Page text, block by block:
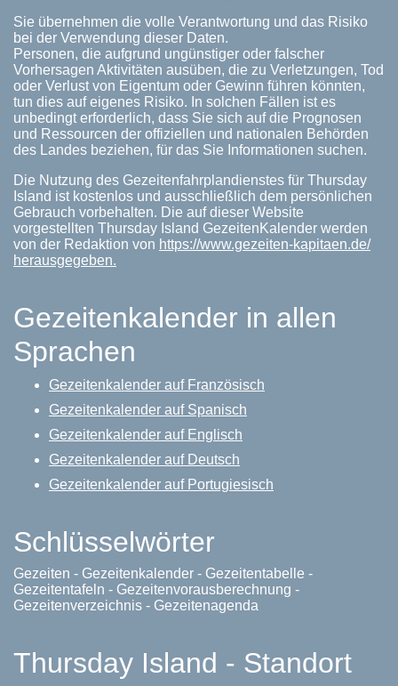
Sie übernehmen die volle Verantwortung und das Risiko
bei der Verwendung dieser Daten.
Personen, die aufgrund ungünstiger oder falscher
Vorhersagen Aktivitäten ausüben, die zu Verletzungen, Tod
oder Verlust von Eigentum oder Gewinn führen könnten,
tun dies auf eigenes Risiko. In solchen Fällen ist es
unbedingt erforderlich, dass Sie sich auf die Prognosen
und Ressourcen der offiziellen und nationalen Behörden
des Landes beziehen, für das Sie Informationen suchen.
Die Nutzung des Gezeitenfahrplandienstes für Thursday
Island ist kostenlos und ausschließlich dem persönlichen
Gebrauch vorbehalten. Die auf dieser Website
vorgestellten Thursday Island GezeitenKalender werden
von der Redaktion von https://www.gezeiten-kapitaen.de/
herausgegeben.
Gezeitenkalender in allen
Sprachen
Gezeitenkalender auf Französisch
Gezeitenkalender auf Spanisch
Gezeitenkalender auf Englisch
Gezeitenkalender auf Deutsch
Gezeitenkalender auf Portugiesisch
Schlüsselwörter
Gezeiten - Gezeitenkalender - Gezeitentabelle -
Gezeitentafeln - Gezeitenvorausberechnung -
Gezeitenverzeichnis - Gezeitenagenda
Thursday Island - Standort